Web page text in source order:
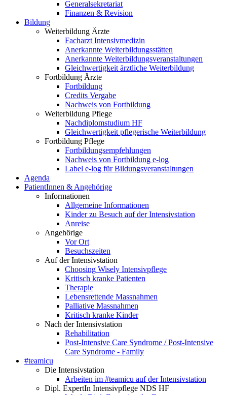
Generalsekretariat
Finanzen & Revision
Bildung
Weiterbildung Ärzte
Facharzt Intensivmedizin
Anerkannte Weiterbildungsstätten
Anerkannte Weiterbildungsveranstaltungen
Gleichwertigkeit ärztliche Weiterbildung
Fortbildung Ärzte
Fortbildung
Credits Vergabe
Nachweis von Fortbildung
Weiterbildung Pflege
Nachdiplomstudium HF
Gleichwertigkeit pflegerische Weiterbildung
Fortbildung Pflege
Fortbildungsempfehlungen
Nachweis von Fortbildung e-log
Label e-log für Bildungsveranstaltungen
Agenda
PatientInnen & Angehörige
Informationen
Allgemeine Informationen
Kinder zu Besuch auf der Intensivstation
Anreise
Angehörige
Vor Ort
Besuchszeiten
Auf der Intensivstation
Choosing Wisely Intensivpflege
Kritisch kranke Patienten
Therapie
Lebensrettende Massnahmen
Palliative Massnahmen
Kritisch kranke Kinder
Nach der Intensivstation
Rehabilitation
Post-Intensive Care Syndrome / Post-Intensive
Care Syndrome - Family
#teamicu
Die Intensivstation
Arbeiten im #teamicu auf der Intensivstation
Dipl. ExpertIn Intensivpflege NDS HF